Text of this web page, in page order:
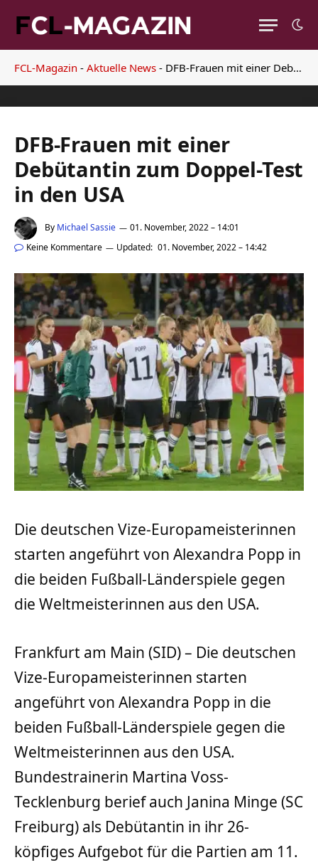
FCL-Magazin - Aktuelle News - DFB-Frauen mit einer Debütantin zum Doppel-Test in den USA
DFB-Frauen mit einer
Debütantin zum Doppel-Test
in den USA
By Michael Sassie
01. November, 2022 – 14:01
Keine Kommentare
Updated: 01. November, 2022 – 14:42
Die deutschen Vize-Europameisterinnen
starten angeführt von Alexandra Popp in
die beiden Fußball-Länderspiele gegen
die Weltmeisterinnen aus den USA.
Frankfurt am Main (SID) – Die deutschen
Vize-Europameisterinnen starten
angeführt von Alexandra Popp in die
beiden Fußball-Länderspiele gegen die
Weltmeisterinnen aus den USA.
Bundestrainerin Martina Voss-
Tecklenburg berief auch Janina Minge (SC
Freiburg) als Debütantin in ihr 26-
köpfiges Aufgebot für die Partien am 11.